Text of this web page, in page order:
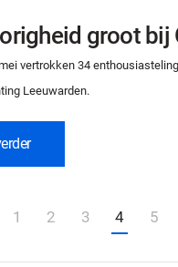
groot bij
vertrokken 34
Leeuwarden.
1 2 3 4 5